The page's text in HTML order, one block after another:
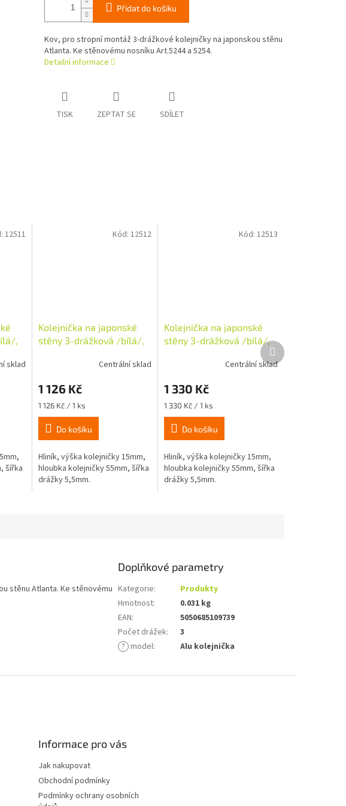
Přidat do košíku
Kov, pro stropní montáž 3-drážkové kolejničky na japonskou stěnu
Atlanta. Ke stěnovému nosníku Art.5244 a 5254.
Detailní informace
TISK ZEPTAT SE SDÍLET
,
sklad
šířka
12511
Kolejnička na japonské
stěny 3-drážková /bílá/,
Centrální sklad
1 126 Kč
Měrná
cena:
1 126 Kč / 1 ks
Do košíku
Hliník, výška kolejničky 15mm,
hloubka kolejničky 55mm, šířka
drážky 5,5mm.
Kód:12512
Kolejnička na japonské
stěny 3-drážková /bílá/,
Centrální sklad
1 330 Kč
Měrná
cena:
1 330 Kč / 1 ks
Do košíku
Hliník, výška kolejničky 15mm,
hloubka kolejničky 55mm, šířka
drážky 5,5mm.
Kód: 12513
Další
produkt
stěnu Atlanta. Ke stěnovému
Doplňkové parametry
Kategorie:
Produkty
Hmotnost:
0.031 kg
EAN:
5050685109739
Počet drážek:
3
? model: Alu kolejnička
Informace pro vás
Jak nakupovat
Obchodní podmínky
Podmínky ochrany osobních